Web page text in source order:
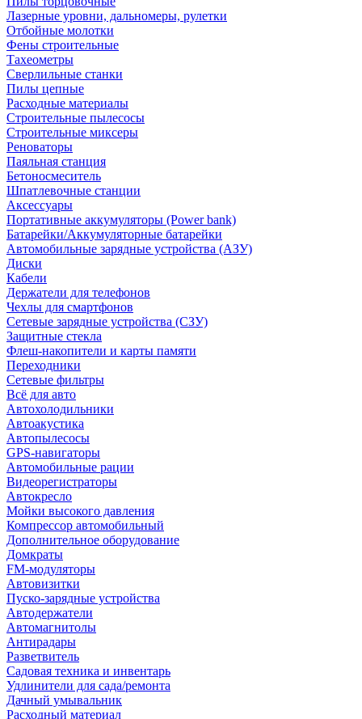
Лазерные уровни, дальномеры, рулетки
Отбойные молотки
Фены строительные
Тахеометры
Сверлильные станки
Пилы цепные
Расходные материалы
Строительные пылесосы
Строительные миксеры
Реноваторы
Паяльная станция
Бетоносмеситель
Шпатлевочные станции
Аксессуары
Портативные аккумуляторы (Power bank)
Батарейки/Аккумуляторные батарейки
Автомобильные зарядные устройства (АЗУ)
Диски
Кабели
Держатели для телефонов
Чехлы для смартфонов
Сетевые зарядные устройства (СЗУ)
Защитные стекла
Флеш-накопители и карты памяти
Переходники
Сетевые фильтры
Всё для авто
Автохолодильники
Автоакустика
Автопылесосы
GPS-навигаторы
Автомобильные рации
Видеорегистраторы
Автокресло
Мойки высокого давления
Компрессор автомобильный
Дополнительное оборудование
Домкраты
FM-модуляторы
Автовизитки
Пуско-зарядные устройства
Автодержатели
Автомагнитолы
Антирадары
Разветвитель
Садовая техника и инвентарь
Удлинители для сада/ремонта
Дачный умывальник
Расходный материал